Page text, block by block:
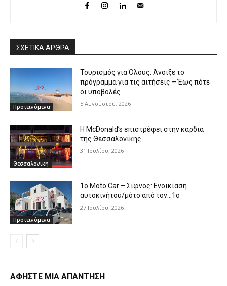
ΣΧΕΤΙΚΑ ΑΡΘΡΑ
Προτεινόμενα
Τουρισμός για Όλους: Άνοιξε το
πρόγραμμα για τις αιτήσεις – Έως πότε
οι υποβολές
5 Αυγούστου, 2026
Θεσσαλονίκη
Η McDonald’s επιστρέφει στην καρδιά
της Θεσσαλονίκης
31 Ιουλίου, 2026
Προτεινόμενα
1o Moto Car – Σίφνος: Ενοικίαση
αυτοκινήτου/μότο από τον…1ο
27 Ιουλίου, 2026
ΑΦΗΣΤΕ ΜΙΑ ΑΠΑΝΤΗΣΗ